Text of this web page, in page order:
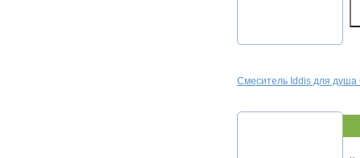
Смеситель Iddis для душа